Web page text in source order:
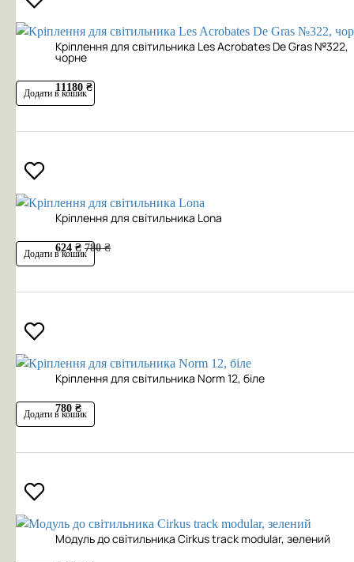
Кріплення для світильника Les Acrobates De Gras №322,
чорне
11180 ₴
Додати в кошик
Кріплення для світильника Lona
624 ₴ 780 ₴
Додати в кошик
Кріплення для світильника Norm 12, біле
780 ₴
Додати в кошик
Модуль до світильника Cirkus track modular, зелений